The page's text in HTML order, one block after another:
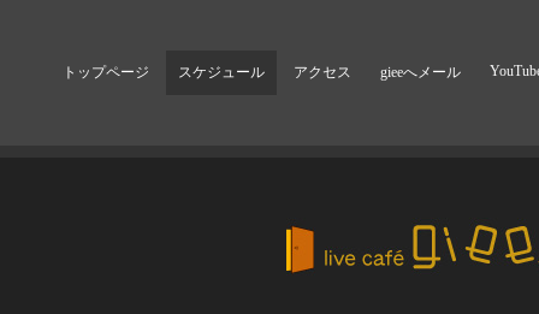
トップページ スケジュール アクセス gieeへメール